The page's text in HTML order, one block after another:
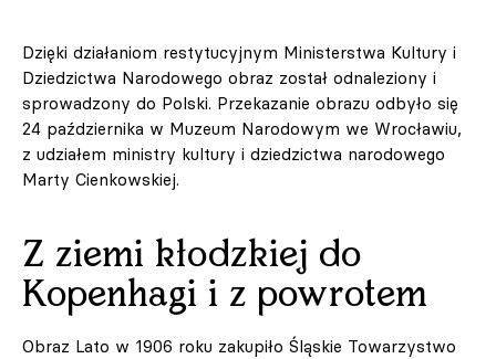
Dzięki działaniom restytucyjnym Ministerstwa Kultury i
Dziedzictwa Narodowego obraz został odnaleziony i
sprowadzony do Polski. Przekazanie obrazu odbyło się
24 października w Muzeum Narodowym we Wrocławiu,
z udziałem ministry kultury i dziedzictwa narodowego
Marty Cienkowskiej.
Z ziemi kłodzkiej do
Kopenhagi i z powrotem
Obraz Lato w 1906 roku zakupiło Śląskie Towarzystwo